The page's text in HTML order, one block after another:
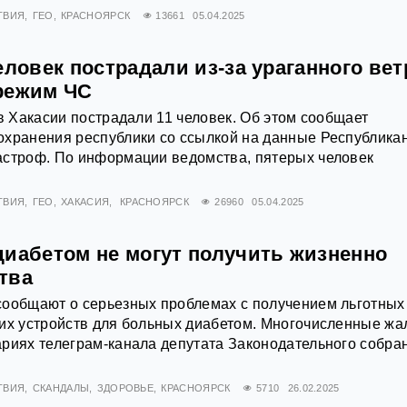
ГЕО КРАСНОЯРСК 13661 05.04.2025
пострадали из-за ураганного
ЧС
Хакасии пострадали 11 человек. Об этом сообщает
республики со ссылкой на данные
По информации ведомства, пятерых человек
ГЕО ХАКАСИЯ КРАСНОЯРСК 26960 05.04.2025
не могут получить жизненно
о серьезных проблемах с получением льготных
устройств для больных диабетом. Многочисленные
телеграм-канала депутата Законодательного
СКАНДАЛЫ ЗДОРОВЬЕ КРАСНОЯРСК 5710 26.02.2025